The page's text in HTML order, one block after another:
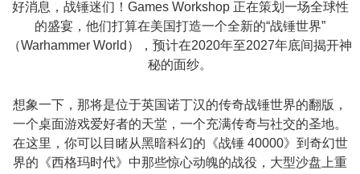
好消息，战锤迷们！Games Workshop 正在策划一场全球性
的盛宴，他们打算在美国打造一个全新的“战锤世界”
（Warhammer World），预计在2020年至2027年底间揭开神
秘的面纱。
想象一下，那将是位于英国诺丁汉的传奇战锤世界的翻版，
一个桌面游戏爱好者的天堂，一个充满传奇与社交的圣地。
在这里，你可以目睹从黑暗科幻的《战锤 40000》到奇幻世
界的《西格玛时代》中那些惊心动魄的战役，大型沙盘上重